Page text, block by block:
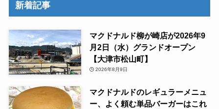
新着記事
マクドナルド柳が崎店が2026年9
月2日（水）グランドオープン
【大津市松山町】
2026年8月9日
マクドナルドのレギュラーメニュ
ー、よく頼む単品バーガーはこれ